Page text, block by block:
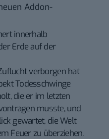
Addon-
innerhalb
Erde auf der
verborgen hat
Todesschwinge
die er im letzten
musste, und
gewartet, die Welt
Feuer zu überziehen.